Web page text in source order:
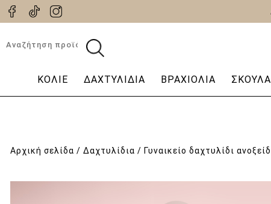
Αναζήτηση
ΚΟΛΙΈ ΔΑΧΤΥΛΊΔΙΑ ΒΡΑΧΙΌΛΙΑ
Αρχική σελίδα / Δαχτυλίδια / Γυναικείο δαχτυλίδι